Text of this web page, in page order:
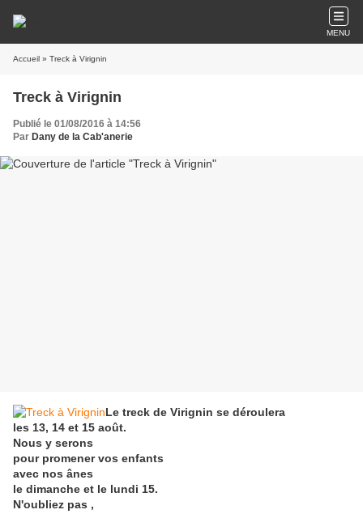
MENU
Accueil » Treck à Virignin
Treck à Virignin
Publié le 01/08/2016 à 14:56
Par Dany de la Cab'anerie
Le treck de Virignin se déroulera
les 13, 14 et 15 août.
Nous y serons
pour promener vos enfants
avec nos ânes
le dimanche et le lundi 15.
N'oubliez pas ,